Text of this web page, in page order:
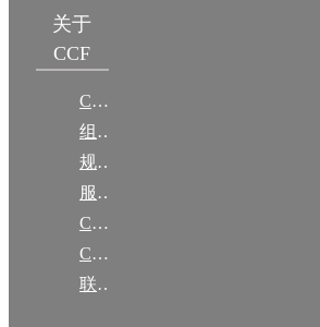
关于
CCF
CCF简介
组织机构
规章
服务项目
CCF大事记
CCF创建60周年
联系我们